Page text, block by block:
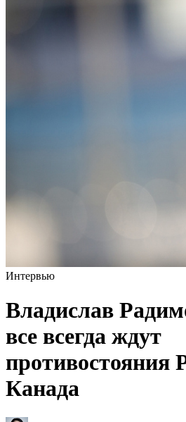
Интервью
Владислав
все всегда ждут
противостояния
Канада